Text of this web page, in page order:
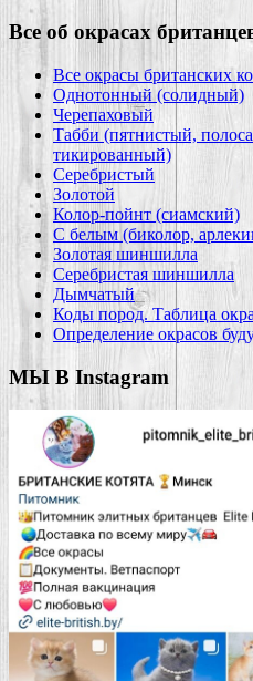
Все об окрасах
Все окрасы британских
Однотонный (солидный)
Черепаховый
Табби (пятнистый,
тикированный)
Серебристый
Золотой
Колор-пойнт (сиамский)
С белым (биколор,
Золотая шиншилла
Серебристая шиншилла
Дымчатый
Коды пород. Таблица
Определение окрасов
МЫ В Instagram